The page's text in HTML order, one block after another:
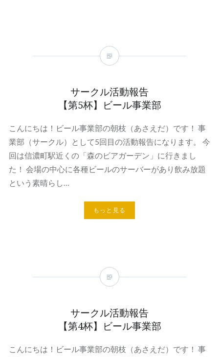
サークル活動報告
【第5杯】ビール事業部
こんにちは！ビール事業部の朝枝（あさえだ）です！ 事
業部（サークル）として5回目の活動報告になります。 今
回は信濃町駅近くの「森のビアガーデン」に行きまし
た！ 会場の中心に各種ビールのサーバーがあり飲み放題
という素晴らし…
もっと見る
サークル活動報告
【第4杯】ビール事業部
こんにちは！ビール事業部の朝枝（あさえだ）です！ 事